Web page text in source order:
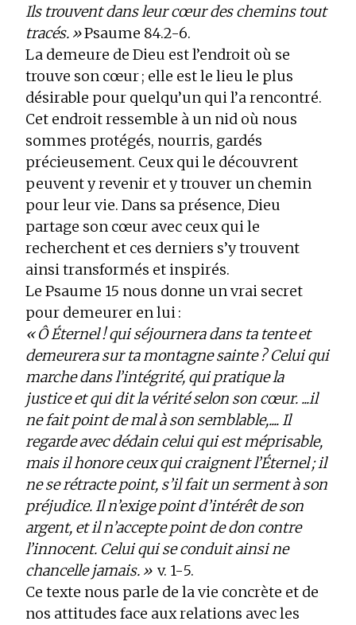
Ils trouvent dans leur cœur des chemins tout
tracés. »Psaume 84.2-6.
La demeure de Dieu est l’endroit où se
trouve son cœur ; elle est le lieu le plus
désirable pour quelqu’un qui l’a rencontré.
Cet endroit ressemble à un nid où nous
sommes protégés, nourris, gardés
précieusement. Ceux qui le découvrent
peuvent y revenir et y trouver un chemin
pour leur vie. Dans sa présence, Dieu
partage son cœur avec ceux qui le
recherchent et ces derniers s’y trouvent
ainsi transformés et inspirés.
Le Psaume 15 nous donne un vrai secret
pour demeurer en lui :
« Ô Éternel ! qui séjournera dans ta tente et
demeurera sur ta montagne sainte ? Celui qui
marche dans l’intégrité, qui pratique la
justice et qui dit la vérité selon son cœur. ...il
ne fait point de mal à son semblable,.... Il
regarde avec dédain celui qui est méprisable,
mais il honore ceux qui craignent l’Éternel ; il
ne se rétracte point, s’il fait un serment à son
préjudice. Il n’exige point d’intérêt de son
argent, et il n’accepte point de don contre
l’innocent. Celui qui se conduit ainsi ne
chancelle jamais. »v. 1-5.
Ce texte nous parle de la vie concrète et de
nos attitudes face aux relations avec les